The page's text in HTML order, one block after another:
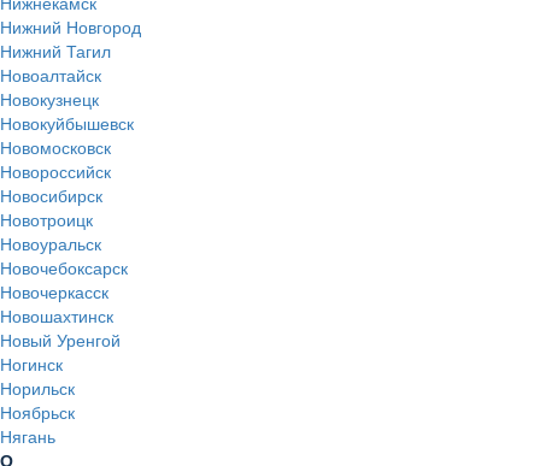
Нижний Новгород
Нижний Тагил
Новоалтайск
Новокузнецк
Новокуйбышевск
Новомосковск
Новороссийск
Новосибирск
Новотроицк
Новоуральск
Новочебоксарск
Новочеркасск
Новошахтинск
Новый Уренгой
Ногинск
Норильск
Ноябрьск
Нягань
О